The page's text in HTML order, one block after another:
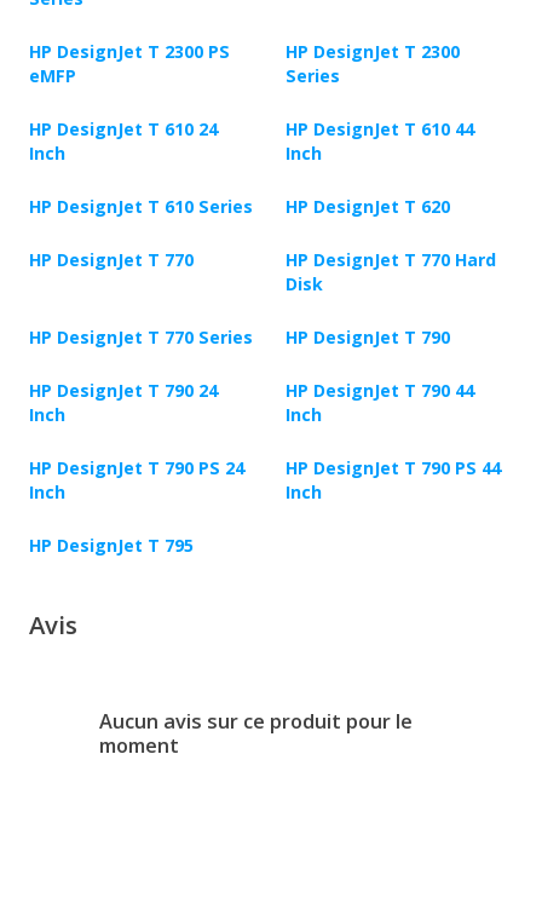
HP DesignJet T 2300 PS
eMFP
HP DesignJet T 2300
Series
HP DesignJet T 610 24
Inch
HP DesignJet T 610 44
Inch
HP DesignJet T 610 Series HP DesignJet T 620
HP DesignJet T 770
HP DesignJet T 770 Hard
Disk
HP DesignJet T 770 Series HP DesignJet T 790
HP DesignJet T 790 24
Inch
HP DesignJet T 790 44
Inch
HP DesignJet T 790 PS 24
Inch
HP DesignJet T 790 PS 44
Inch
HP DesignJet T 795
Avis
Aucun avis sur ce produit pour le
moment